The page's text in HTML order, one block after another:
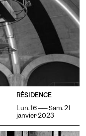
RÉSIDENCE
Lun. 16 —— Sam. 21
janvier 2023